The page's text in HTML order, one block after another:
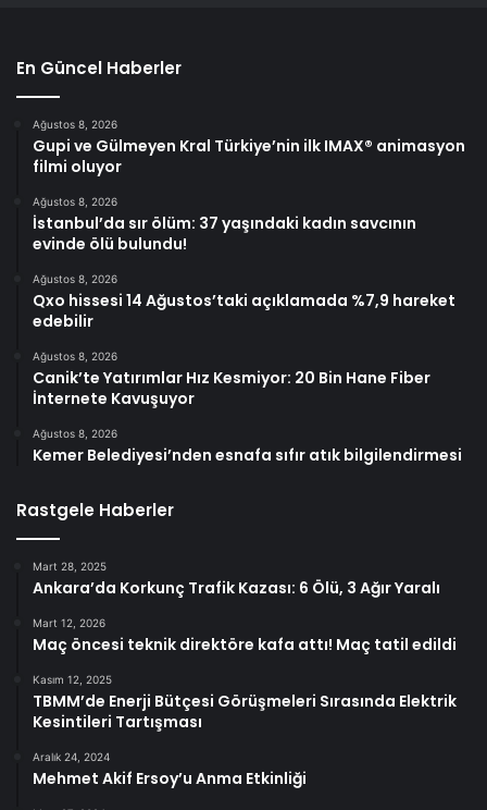
En Güncel Haberler
Ağustos 8, 2026
Gupi ve Gülmeyen Kral Türkiye’nin ilk IMAX® animasyon
filmi oluyor
Ağustos 8, 2026
İstanbul’da sır ölüm: 37 yaşındaki kadın savcının
evinde ölü bulundu!
Ağustos 8, 2026
Qxo hissesi 14 Ağustos’taki açıklamada %7,9 hareket
edebilir
Ağustos 8, 2026
Canik’te Yatırımlar Hız Kesmiyor: 20 Bin Hane Fiber
İnternete Kavuşuyor
Ağustos 8, 2026
Kemer Belediyesi’nden esnafa sıfır atık bilgilendirmesi
Rastgele Haberler
Mart 28, 2025
Ankara’da Korkunç Trafik Kazası: 6 Ölü, 3 Ağır Yaralı
Mart 12, 2026
Maç öncesi teknik direktöre kafa attı! Maç tatil edildi
Kasım 12, 2025
TBMM’de Enerji Bütçesi Görüşmeleri Sırasında Elektrik
Kesintileri Tartışması
Aralık 24, 2024
Mehmet Akif Ersoy’u Anma Etkinliği